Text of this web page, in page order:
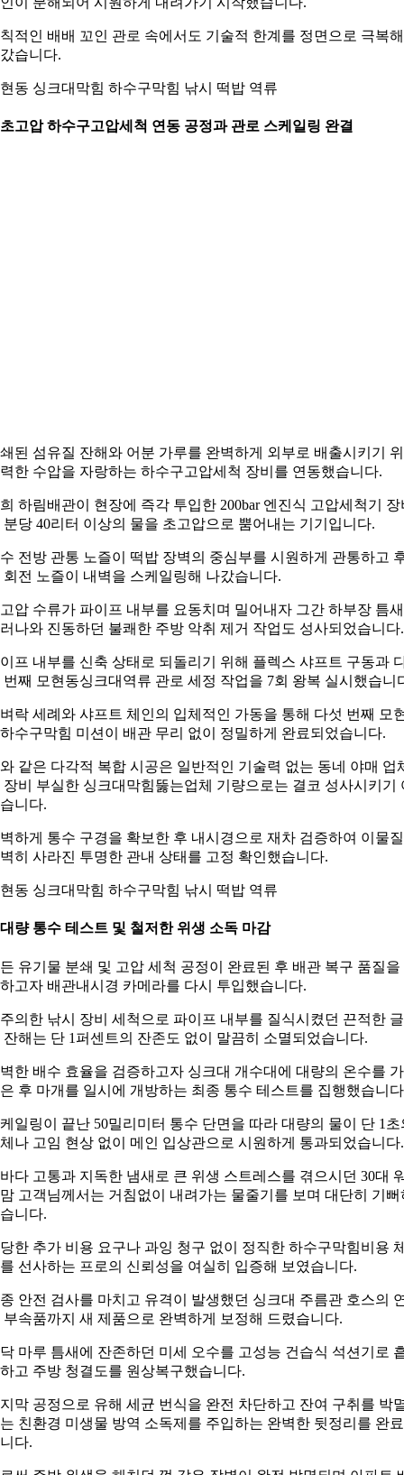
적인 배배 꼬인 관로 속에서도 기술적 한계를 정면으로 극복해
습니다.
동 싱크대막힘 하수구막힘 낚시 떡밥 역류
고압 하수구고압세척 연동 공정과 관로 스케일링 완결
된 섬유질 잔해와 어분 가루를 완벽하게 외부로 배출시키기
한 수압을 자랑하는 하수구고압세척 장비를 연동했습니다.
하림배관이 현장에 즉각 투입한 200bar 엔진식 고압세척기 장
분당 40리터 이상의 물을 초고압으로 뿜어내는 기기입니다.
전방 관통 노즐이 떡밥 장벽의 중심부를 시원하게 관통하고
회전 노즐이 내벽을 스케일링해 나갔습니다.
압 수류가 파이프 내부를 요동치며 밀어내자 그간 하부장 틈
나와 진동하던 불쾌한 주방 악취 제거 작업도 성사되었습니다.
프 내부를 신축 상태로 되돌리기 위해 플렉스 샤프트 구동과
번째 모현동싱크대역류 관로 세정 작업을 7회 왕복 실시했습니
락 세례와 샤프트 체인의 입체적인 가동을 통해 다섯 번째 모
수구막힘 미션이 배관 무리 없이 정밀하게 완료되었습니다.
같은 다각적 복합 시공은 일반적인 기술력 없는 동네 야매 업
장비 부실한 싱크대막힘뚫는업체 기량으로는 결코 성사시키기
니다.
하게 통수 구경을 확보한 후 내시경으로 재차 검증하여 이물
히 사라진 투명한 관내 상태를 고정 확인했습니다.
동 싱크대막힘 하수구막힘 낚시 떡밥 역류
량 통수 테스트 및 철저한 위생 소독 마감
유기물 분쇄 및 고압 세척 공정이 완료된 후 배관 복구 품질을
고자 배관내시경 카메라를 다시 투입했습니다.
의한 낚시 장비 세척으로 파이프 내부를 질식시켰던 끈적한
잔해는 단 1퍼센트의 잔존도 없이 말끔히 소멸되었습니다.
한 배수 효율을 검증하고자 싱크대 개수대에 대량의 온수를
후 마개를 일시에 개방하는 최종 통수 테스트를 집행했습니
일링이 끝난 50밀리미터 통수 단면을 따라 대량의 물이 단 1초
나 고임 현상 없이 메인 입상관으로 시원하게 통과되었습니다.
다 고통과 지독한 냄새로 큰 위생 스트레스를 겪으시던 30대
고객님께서는 거침없이 내려가는 물줄기를 보며 대단히 기뻐
니다.
한 추가 비용 요구나 과잉 청구 없이 정직한 하수구막힘비용
선사하는 프로의 신뢰성을 여실히 입증해 보였습니다.
안전 검사를 마치고 유격이 발생했던 싱크대 주름관 호스의
부속품까지 새 제품으로 완벽하게 보정해 드렸습니다.
마루 틈새에 잔존하던 미세 오수를 고성능 건습식 석션기로
고 주방 청결도를 원상복구했습니다.
막 공정으로 유해 세균 번식을 완전 차단하고 잔여 구취를 박
친환경 미생물 방역 소독제를 주입하는 완벽한 뒷정리를 완
다.